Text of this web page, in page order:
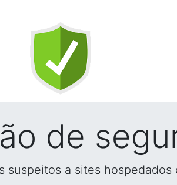
de
suspeitos a sites hospedados